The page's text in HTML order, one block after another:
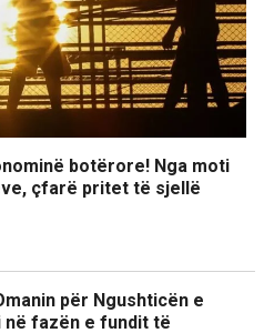
botërore! Nga moti
çfarë pritet të sjellë
për Ngushticën e
në fazën e fundit të